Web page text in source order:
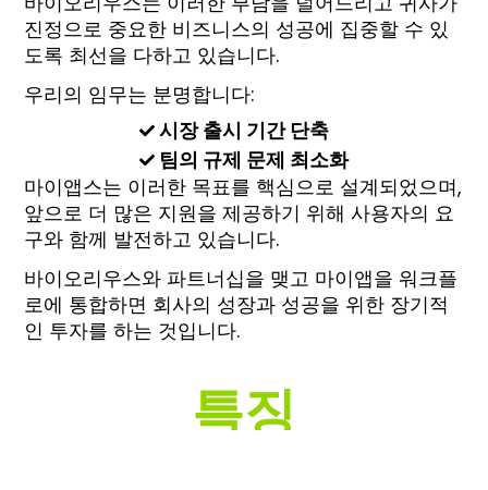
진정으로 중요한 비즈니스의 성공에 집중할 수 있
도록 최선을 다하고 있습니다.
우리의 임무는 분명합니다:
시장 출시 기간 단축
팀의 규제 문제 최소화
마이앱스는 이러한 목표를 핵심으로 설계되었으며,
앞으로 더 많은 지원을 제공하기 위해 사용자의 요
구와 함께 발전하고 있습니다.
바이오리우스와 파트너십을 맺고 마이앱을 워크플
로에 통합하면 회사의 성장과 성공을 위한 장기적
인 투자를 하는 것입니다.
특징